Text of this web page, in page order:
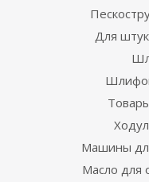
Для
Машины
Масло для